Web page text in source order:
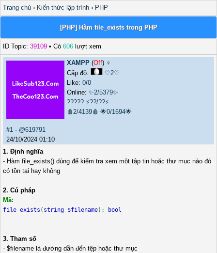
Trang chủ › Kiến thức lập trình › PHP
[PHP] Hàm file_exists trong PHP
ID Topic: 39109 • Có 606 lượt xem
XAMPP (Off) ♀️
Cấp độ:
♡2♡
Like: 0/0
Online: ✨2/5379✨
????? ⚡??/??⚡
🩸2/4139🩸 🌟0/1694🌟
#1 - @619791
24/10/2024 01:10
1. Định nghĩa
- Hàm file_exists() dùng để kiểm tra xem một tập tin hoặc thư mục nào đó
có tồn tại hay không
2. Cú pháp
Mã:
file_exists ( string $filename): bool
3. Tham số
- $filename là đường dẫn đến tệp hoặc thư mục